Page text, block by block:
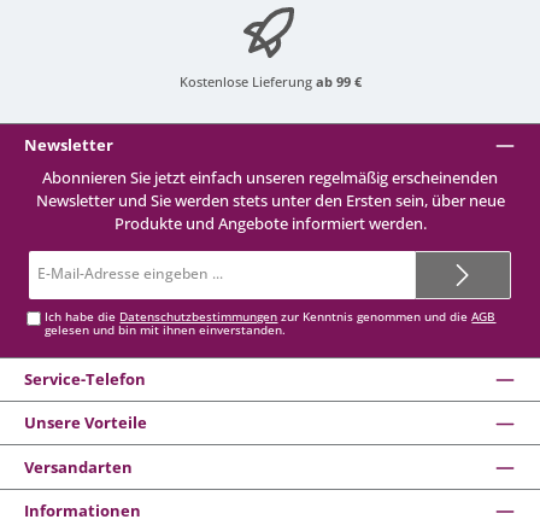
Kostenlose Lieferung ab 99 €
Newsletter
Abonnieren Sie jetzt einfach unseren regelmäßig erscheinenden
Newsletter und Sie werden stets unter den Ersten sein, über neue
Produkte und Angebote informiert werden.
Mail-
Ich habe die Datenschutzbestimmungen zur Kenntnis genommen und dieAGB
gelesen und bin mit ihnen einverstanden.
Service-Telefon
Unsere Vorteile
Versandarten
Informationen